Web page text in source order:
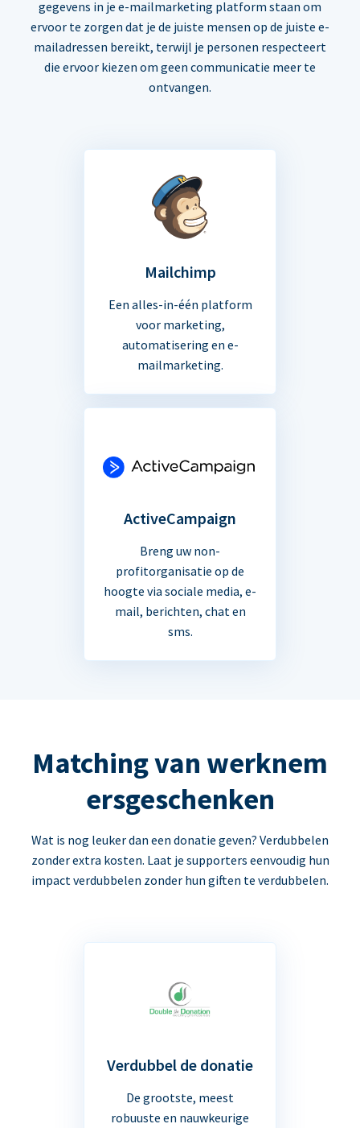
gegevens in je e-mailmarketing platform staan om
ervoor te zorgen dat je de juiste mensen op de juiste e-
mailadressen bereikt, terwijl je personen respecteert
die ervoor kiezen om geen communicatie meer te
ontvangen.
Mailchimp
Een alles-in-één platform
voor marketing,
automatisering en e-
mailmarketing.
ActiveCampaign
Breng uw non-
profitorganisatie op de
hoogte via sociale media, e-
mail, berichten, chat en
sms.
Matching van werknem
ersgeschenken
Wat is nog leuker dan een donatie geven? Verdubbelen
zonder extra kosten. Laat je supporters eenvoudig hun
impact verdubbelen zonder hun giften te verdubbelen.
Verdubbel de donatie
De grootste, meest
robuuste en nauwkeurige